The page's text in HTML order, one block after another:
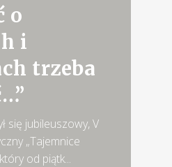
o
i
trzeba
się jubileuszowy, V
„Tajemnice
od piątk...